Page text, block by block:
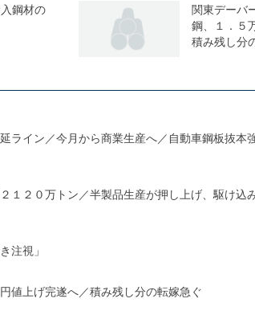
鋼材の
関東デーバ
鋼、１．５
積み残し分
ライン／今月から商業生産へ／自動車鋼板抜本
１２０万トン／半製品生産が押し上げ、駆け込
注視」
値上げ完遂へ／積み残し分の転嫁急ぐ